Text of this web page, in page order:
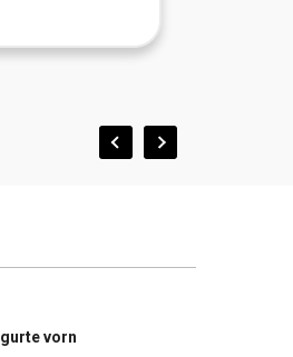
vorn